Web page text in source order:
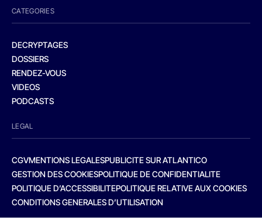
CATEGORIES
DECRYPTAGES
DOSSIERS
RENDEZ-VOUS
VIDEOS
PODCASTS
LEGAL
CGVMENTIONS LEGALESPUBLICITE SUR ATLANTICO
GESTION DES COOKIESPOLITIQUE DE CONFIDENTIALITE
POLITIQUE D’ACCESSIBILITEPOLITIQUE RELATIVE AUX COOKIES
CONDITIONS GENERALES D’UTILISATION